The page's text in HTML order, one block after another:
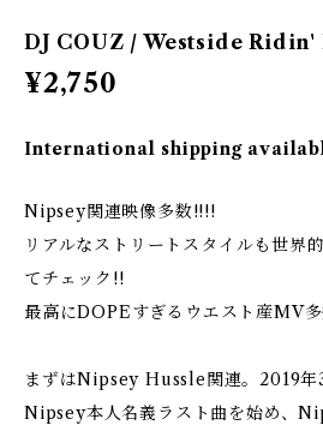
DJ COUZ / Westside Ridin'
¥2,750
International shipping
Nipsey関連映像多数!!!!
リアルなストリートスタイルも世界
てチェック!!
最高にDOPEすぎるウエスト産MV
まずはNipsey Hussle関連。2019年
Nipsey本人名義ラスト曲を始め、